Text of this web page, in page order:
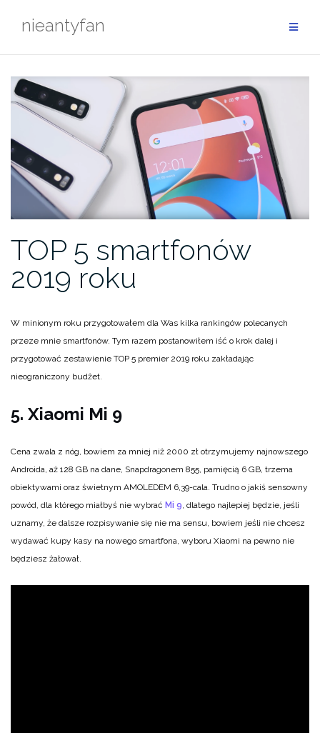
nieantyfan
TOP 5 smartfonów
2019 roku
W minionym roku przygotowałem dla Was kilka rankingów polecanych
przeze mnie smartfonów. Tym razem postanowiłem iść o krok dalej i
przygotować zestawienie TOP 5 premier 2019 roku zakładając
nieograniczony budżet.
5. Xiaomi Mi 9
Cena zwala z nóg, bowiem za mniej niż 2000 zł otrzymujemy najnowszego
Androida, aż 128 GB na dane, Snapdragonem 855, pamięcią 6 GB, trzema
obiektywami oraz świetnym AMOLEDEM 6,39-cala. Trudno o jakiś sensowny
powód, dla którego miałbyś nie wybrać Mi 9, dlatego najlepiej będzie, jeśli
uznamy, że dalsze rozpisywanie się nie ma sensu, bowiem jeśli nie chcesz
wydawać kupy kasy na nowego smartfona, wyboru Xiaomi na pewno nie
będziesz żałował.